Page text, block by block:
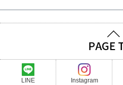
LINE Instagram